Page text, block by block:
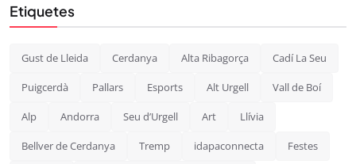
Etiquetes
Gust de Lleida Cerdanya Alta Ribagorça Cadí La Seu
Puigcerdà Pallars Esports Alt Urgell Vall de Boí
Alp Andorra Seu d’Urgell Art Llívia
Bellver de Cerdanya Tremp idapaconnecta Festes